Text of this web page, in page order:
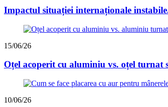
Impactul situației internaționale
15/06/26
Oțel acoperit cu aluminiu vs. oțel turnat
10/06/26